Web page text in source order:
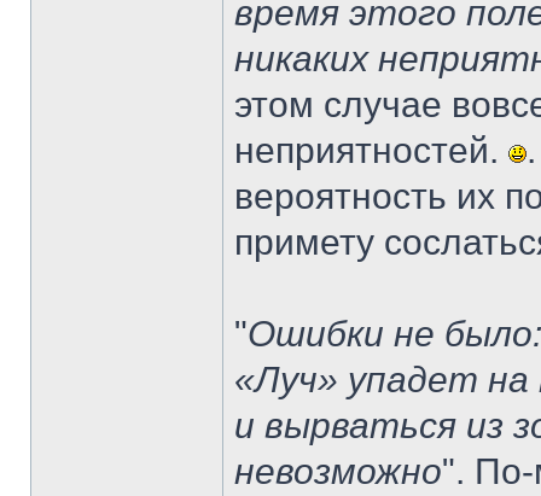
время этого
никаких
этом случае
неприятностей.
вероятность их
примету
"Ошибки не
«Луч» упадет на
и вырваться из
невозможно". По-